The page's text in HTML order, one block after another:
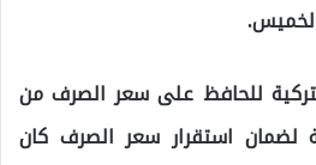
الخميس.
للحافظ على سعر الصرف من
لضمان استقرار سعر الصرف كان